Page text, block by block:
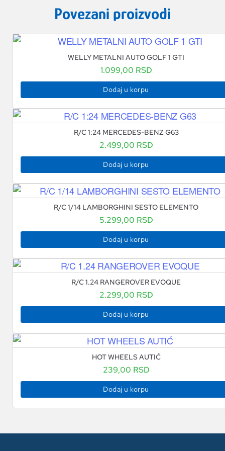
Povezani proizvodi
WELLY METALNI AUTO GOLF 1 GTI
1.099,00 RSD
Dodaj u korpu
R/C 1:24 MERCEDES-BENZ G63
2.499,00 RSD
Dodaj u korpu
R/C 1/14 LAMBORGHINI SESTO ELEMENTO
5.299,00 RSD
Dodaj u korpu
R/C 1.24 RANGEROVER EVOQUE
2.299,00 RSD
Dodaj u korpu
HOT WHEELS AUTIĆ
239,00 RSD
Dodaj u korpu